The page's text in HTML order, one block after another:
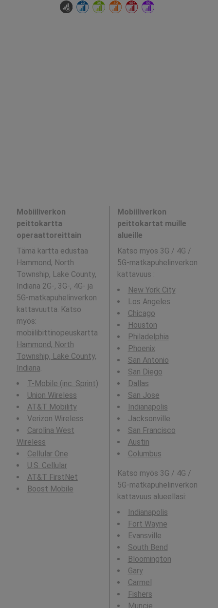
Mobiiliverkon
peittokartta
operaattoreittain
Tämä kartta edustaa
Hammond, North
Township, Lake County,
Indiana 2G-, 3G-, 4G- ja
5G-matkapuhelinverkon
kattavuutta. Katso
myös:
mobiilibittinopeuskartta
Hammond, North
Township, Lake County,
Indiana.
T-Mobile (inc. Sprint)
Union Wireless
AT&T Mobility
Verizon Wireless
Carolina West
Wireless
Cellular One
U.S. Cellular
AT&T FirstNet
Boost Mobile
Mobiiliverkon
peittokartat muille
alueille
Katso myös 3G / 4G /
5G-matkapuhelinverkon
kattavuus :
New York City
Los Angeles
Chicago
Houston
Philadelphia
Phoenix
San Antonio
San Diego
Dallas
San Jose
Indianapolis
Jacksonville
San Francisco
Austin
Columbus
Katso myös 3G / 4G /
5G-matkapuhelinverkon
kattavuus alueellasi:
Indianapolis
Fort Wayne
Evansville
South Bend
Bloomington
Gary
Carmel
Fishers
Muncie